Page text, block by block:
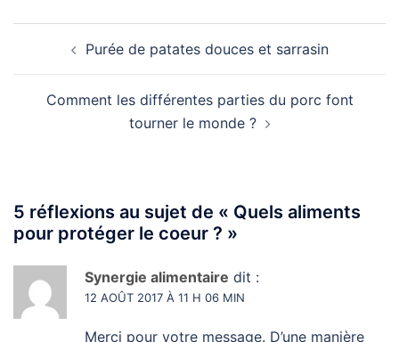
d’articlePurée de patates douces et sarrasin
Comment les différentes parties du porc font
tourner le monde ?
5 réflexions au sujet de « Quels aliments
pour protéger le coeur ? »
Synergie alimentaire dit :
12 AOÛT 2017 À 11 H 06 MIN
Merci pour votre message. D’une manière